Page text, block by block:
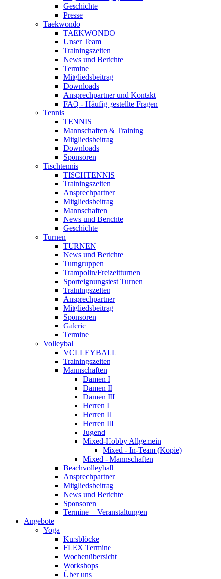
Geschichte
Presse
Taekwondo
TAEKWONDO
Unser Team
Trainingszeiten
News und Berichte
Termine
Mitgliedsbeitrag
Downloads
Ansprechpartner und Kontakt
FAQ - Häufig gestellte Fragen
Tennis
TENNIS
Mannschaften & Training
Mitgliedsbeitrag
Downloads
Sponsoren
Tischtennis
TISCHTENNIS
Trainingszeiten
Ansprechpartner
Mitgliedsbeitrag
Mannschaften
News und Berichte
Geschichte
Turnen
TURNEN
News und Berichte
Turngruppen
Trampolin/Freizeitturnen
Sporteignungstest Turnen
Trainingszeiten
Ansprechpartner
Mitgliedsbeitrag
Sponsoren
Galerie
Termine
Volleyball
VOLLEYBALL
Trainingszeiten
Mannschaften
Damen I
Damen II
Damen III
Herren I
Herren II
Herren III
Jugend
Mixed-Hobby Allgemein
Mixed - In-Team (Kopie)
Mixed - Mannschaften
Beachvolleyball
Ansprechpartner
Mitgliedsbeitrag
News und Berichte
Sponsoren
Termine + Veranstaltungen
Angebote
Yoga
Kursblöcke
FLEX Termine
Wochenübersicht
Workshops
Über uns